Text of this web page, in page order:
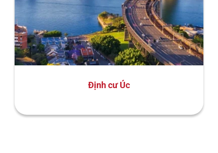
Định cư Úc